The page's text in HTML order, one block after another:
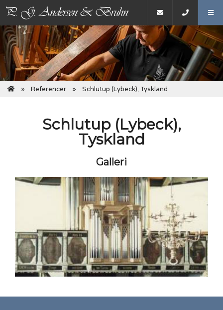
Referencer Schlutup (Lybeck), Tyskland
Schlutup (Lybeck),
Tyskland
Galleri